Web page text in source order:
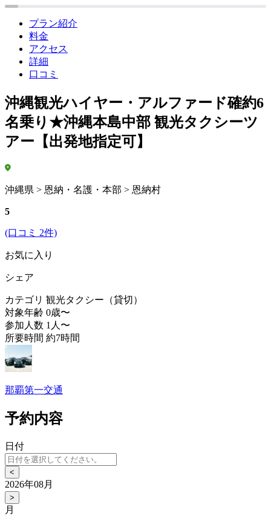
プラン紹介
料金
アクセス
詳細
口コミ
沖縄観光ハイヤー・アルファード確約6
名乗り★沖縄本島中部 観光タクシーツ
アー【出発地指定可】
沖縄県 > 恩納・名護・本部 > 恩納村
5
(口コミ 2件)
お気に入り
シェア
カテゴリ 観光タクシー（貸切）
対象年齢 0歳〜
参加人数 1人〜
所要時間 約7時間
那覇第一交通
予約内容
日付
<
2026年08月
>
月